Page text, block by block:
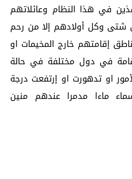
في هذا النظام وعائلاتهم
وكل أولادهم إلا من رحم
إقامتهم خارج المخيمات او
في دول مختلفة في حالة
او تدهورت او إرتفعت درجة
ماءا مدمرا عندهم منين